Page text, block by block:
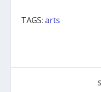
TAGS:arts